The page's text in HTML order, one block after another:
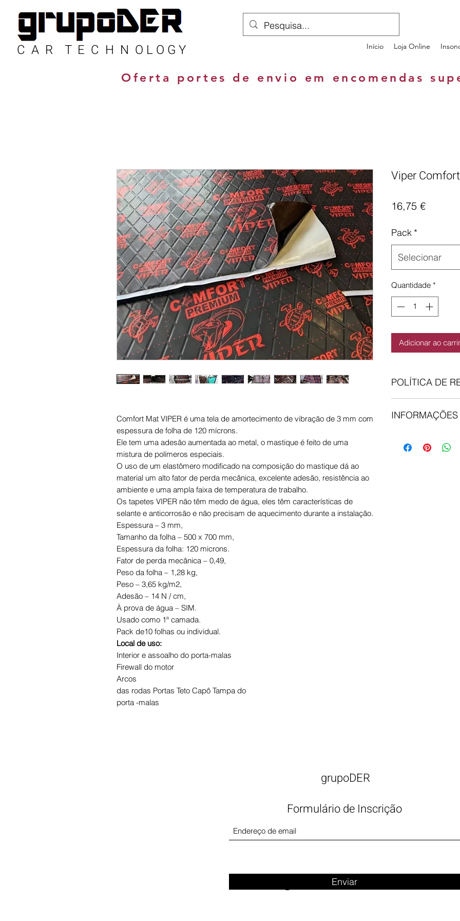
C A R T E C H N O L O G Y
Início
Loja Online
Oferta portes de envio em encomendas
Comfort Mat VIPER é uma tela de amortecimento de vibração de 3 mm com
espessura de folha de 120 mícrons.
Ele tem uma adesão aumentada ao metal, o mastique é feito de uma
mistura de polímeros especiais.
O uso de um elastômero modificado na composição do mastique dá ao
material um alto fator de perda mecânica, excelente adesão, resistência ao
ambiente e uma ampla faixa de temperatura de trabalho.
Os tapetes VIPER não têm medo de água, eles têm características de
selante e anticorrosão e não precisam de aquecimento durante a instalação.
Espessura – 3 mm,
Tamanho da folha – 500 x 700 mm,
Espessura da folha: 120 microns.
Fator de perda mecânica – 0,49,
Peso da folha – 1,28 kg,
Peso – 3,65 kg/m2,
Adesão – 14 N / cm,
À prova de água – SIM.
Usado como 1ª camada.
Pack de10 folhas ou individual.
Local de uso:
Interior e assoalho do porta-malas
Firewall do motor
Arcos
das rodas Portas Teto Capô Tampa do
porta -malas
Viper
16,75 €Preço
Pack *
Selecionar
Quantidade *
Adicionar ao
POLÍTICA DE
não está
utilizado e esteja
dia, senão são
grupoDER
Formulário de Inscrição
Enviar